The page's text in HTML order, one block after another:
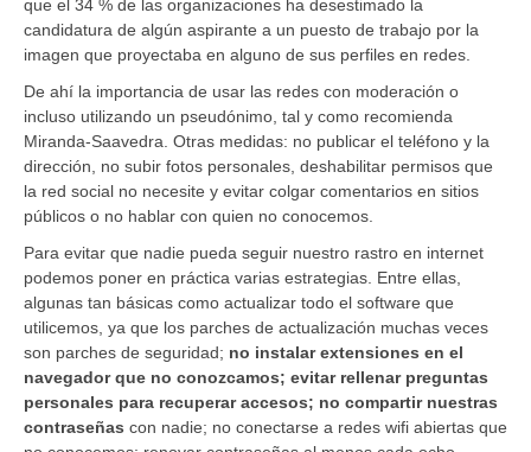
que el 34 % de las organizaciones ha desestimado la
candidatura de algún aspirante a un puesto de trabajo por la
imagen que proyectaba en alguno de sus perfiles en redes.
De ahí la importancia de usar las redes con moderación o
incluso utilizando un pseudónimo, tal y como recomienda
Miranda-Saavedra. Otras medidas: no publicar el teléfono y la
dirección, no subir fotos personales, deshabilitar permisos que
la red social no necesite y evitar colgar comentarios en sitios
públicos o no hablar con quien no conocemos.
Para evitar que nadie pueda seguir nuestro rastro en internet
podemos poner en práctica varias estrategias. Entre ellas,
algunas tan básicas como actualizar todo el software que
utilicemos, ya que los parches de actualización muchas veces
son parches de seguridad; no instalar extensiones en el
navegador que no conozcamos; evitar rellenar preguntas
personales para recuperar accesos; no compartir nuestras
contraseñas con nadie; no conectarse a redes wifi abiertas que